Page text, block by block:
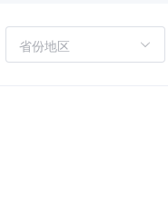
省份地区